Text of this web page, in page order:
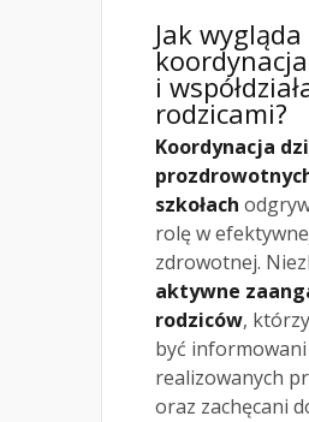
Jak wygląda
i
rodzicami?
Koordynacja
szkołach
rolę w
zdrowotnej.
aktywne
rodziców,
być
realizowanych
oraz zachęcani